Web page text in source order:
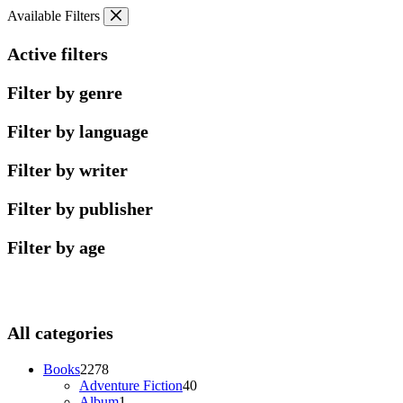
Skip
content
Available Filters
Active filters
Filter by genre
Filter by language
Filter by writer
Filter by publisher
Filter by age
All categories
Books22782278
products
Adventure Fiction4040